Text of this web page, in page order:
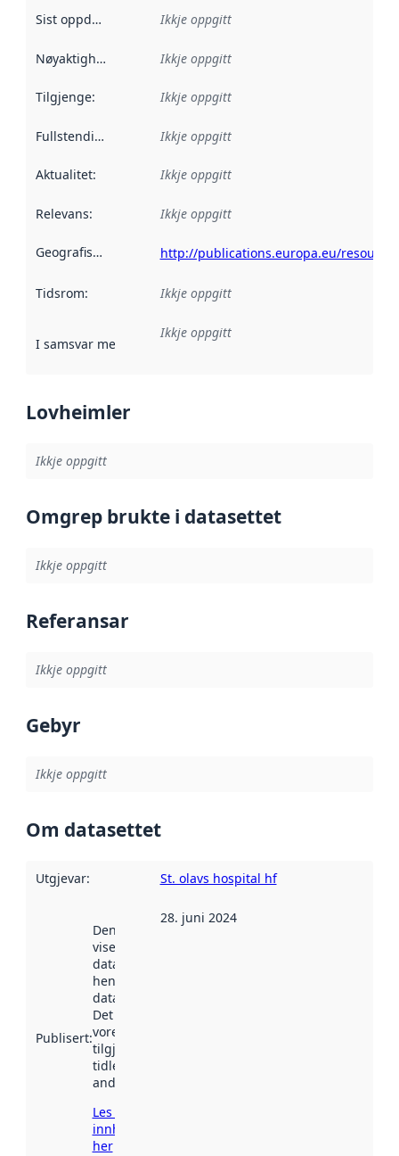
Sist oppdatert Ikkje oppgitt
Nøyaktigheit Ikkje oppgitt
Tilgjenge: Ikkje oppgitt
Fullstendigheit Ikkje oppgitt
Aktualitet: Ikkje oppgitt
Relevans: Ikkje oppgitt
Geografisk område http://publications.europa.eu/
Tidsrom: Ikkje oppgitt
I samsvar med Referanse til ei implementeringsregel eller
Ikkje oppgitt
Lovheimler
Ikkje oppgitt
Omgrep brukte i datasettet
Ikkje oppgitt
Referansar
Ikkje oppgitt
Gebyr
Ikkje oppgitt
Om datasettet
Utgjevar: St. olavs hospital hf
Publisert:
Denne datoen
viser når
datasettet vart
henta inn av
data.norge.no.
Det kan ha
vore
tilgjengeleg
tidlegare
andre stader.
Les meir om
innhenting
her
28. juni 2024